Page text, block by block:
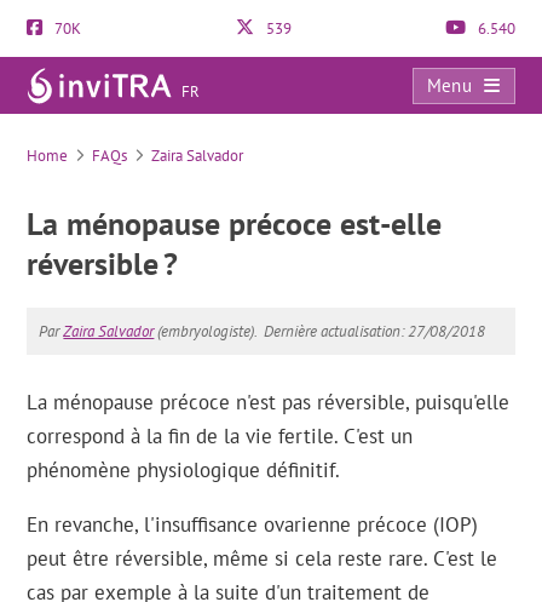
70K 539 6.540
FR
Menu
FAQs
Home FAQs Zaira Salvador
La ménopause précoce est-elle
réversible ?
ParZaira Salvador(embryologiste). Dernière actualisation: 27/08/2018
La ménopause précoce n'est pas réversible, puisqu'elle
correspond à la fin de la vie fertile. C'est un
phénomène physiologique définitif.
En revanche, l'insuffisance ovarienne précoce (IOP)
peut être réversible, même si cela reste rare. C'est le
cas par exemple à la suite d'un traitement de